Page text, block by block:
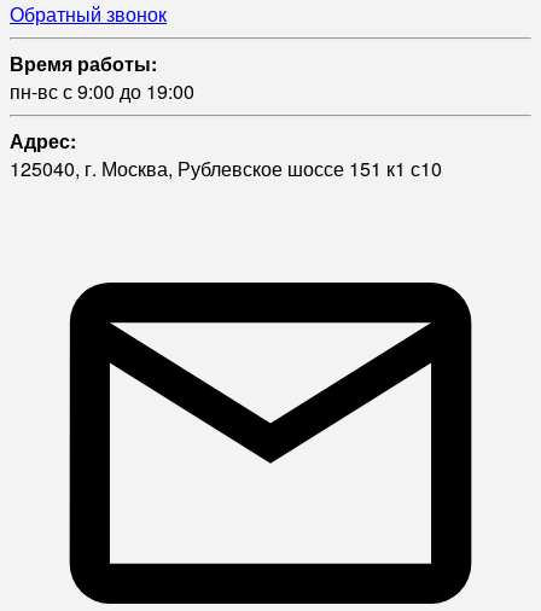
Обратный звонок
Время работы:
пн-вс с 9:00 до 19:00
Адрес:
125040, г. Москва, Рублевское шоссе 151 к1 с10